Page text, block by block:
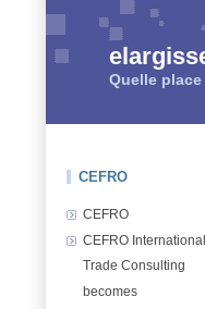
Quelle
CEFRO
CEFRO
CEFRO International
Trade Consulting
becomes